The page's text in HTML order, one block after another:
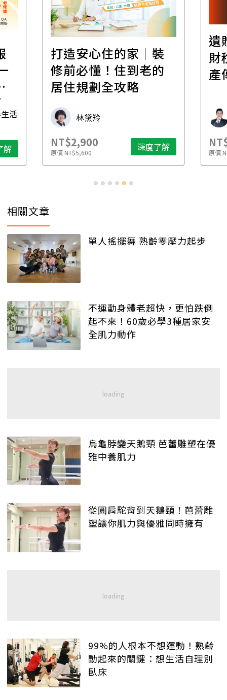
活
解
打造安心住的家｜裝
修前必懂！住到老的
居住規劃全攻略
林黛羚
NT$2,900
原價NT$5,600 深度了解
遺
財
產
原價
相關文章
單人搖擺舞 熟齡零壓力起步
不運動身體老超快，更怕跌倒
起不來！60歲必學3種居家安
全肌力動作
烏龜脖變天鵝頸 芭蕾雕塑在優
雅中養肌力
從圓肩駝背到天鵝頸！芭蕾雕
塑讓你肌力與優雅同時擁有
99%的人根本不想運動！熟齡
動起來的關鍵：想生活自理別
臥床